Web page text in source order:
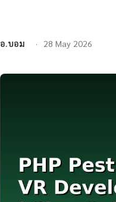
อ.บอม 28 May 2026